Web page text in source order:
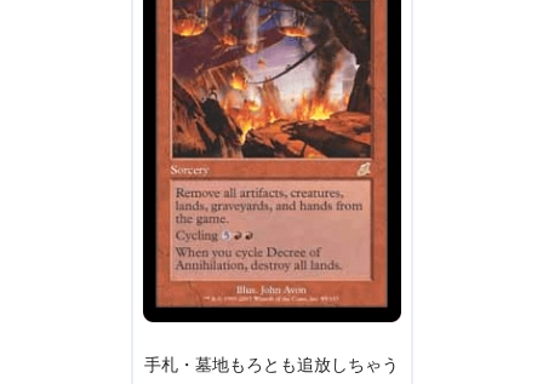
手札・墓地もろとも追放しちゃう